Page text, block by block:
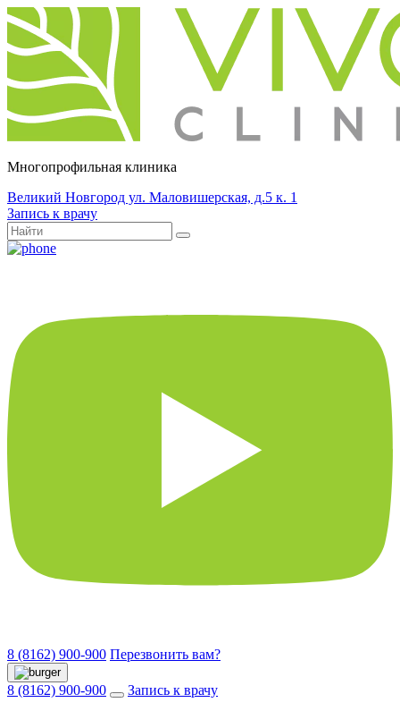
Многопрофильная клиника
Великий Новгород ул. Маловишерская, д.5 к. 1
Запись к врачу
8 (8162) 900-900 Перезвонить вам?
8 (8162) 900-900
Запись к врачу